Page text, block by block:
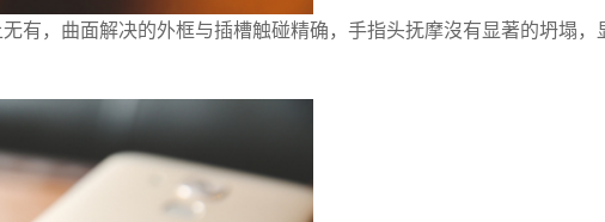
有，曲面解决的外框与插槽触碰精确，手指头抚摩沒有显著的坍塌，